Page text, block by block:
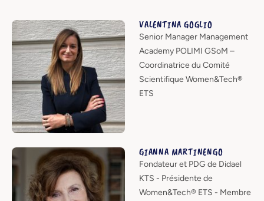
VALENTINA GOGLIO
Senior Manager Management
Academy POLIMI GSoM –
Coordinatrice du Comité
Scientifique Women&Tech®
ETS
GIANNA MARTINENGO
Fondateur et PDG de Didael
KTS - Présidente de
Women&Tech® ETS - Membre